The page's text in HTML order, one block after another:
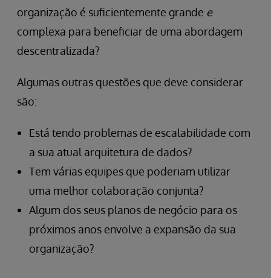
organização é suficientemente grande e
complexa para beneficiar de uma abordagem
descentralizada?
Algumas outras questões que deve considerar
são:
Está tendo problemas de escalabilidade com
a sua atual arquitetura de dados?
Tem várias equipes que poderiam utilizar
uma melhor colaboração conjunta?
Algum dos seus planos de negócio para os
próximos anos envolve a expansão da sua
organização?